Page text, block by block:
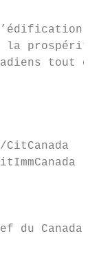
la prospérité
tout
CitCanada
du Canada